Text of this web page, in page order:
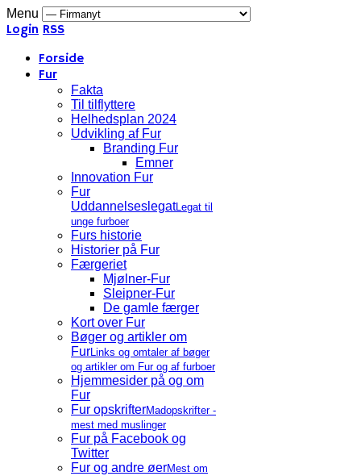
Menu
Login RSS
Forside
Fur
Fakta
Til tilflyttere
Helhedsplan 2024
Udvikling af Fur
Branding Fur
Emner
Innovation Fur
Fur
UddannelseslegatLegat til
unge furboer
Furs historie
Historier på Fur
Færgeriet
Mjølner-Fur
Sleipner-Fur
De gamle færger
Kort over Fur
Bøger og artikler om
FurLinks og omtaler af bøger
og artikler om Fur og af furboer
Hjemmesider på og om
Fur
Fur opskrifterMadopskrifter -
mest med muslinger
Fur på Facebook og
Twitter
Fur og andre øerMest om